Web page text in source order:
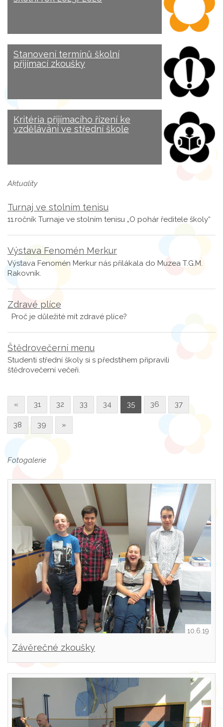
Stanovení termínů školní
přijímací zkoušky
Kritéria přijímacího řízení ke
vzdělávání ve střední škole
Aktuality
Turnaj ve stolním tenisu
11.ročník Turnaje ve stolním tenisu „O pohár ředitele školy“
Výstava Fenomén Merkur
Výstava Fenomén Merkur nás přilákala do Muzea T.G.M.
Rakovník.
Zdravé plíce
Proč je důležité mít zdravé plíce?
Štědrovečerní menu
Studenti střední školy si s předstihem připravili
štědrovečerní večeři.
« 31 32 33 34 35 36 37
38 39 »
Fotogalerie
10.6.19
Závěrečné zkoušky